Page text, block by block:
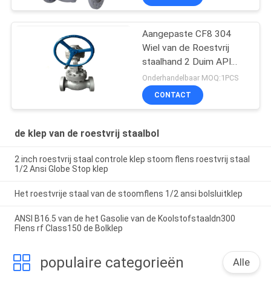
Aangepaste CF8 304
Wiel van de Roestvrij
staalhand 2 Duim API
Globe Valve
Onderhandelbaar MOQ:1PCS
CONTACT
de klep van de roestvrij staalbol
2 inch roestvrij staal controle klep stoom flens roestvrij staal
1/2 Ansi Globe Stop klep
Het roestvrije staal van de stoomflens 1/2 ansi bolsluitklep
ANSI B16.5 van de het Gasolie van de Koolstofstaaldn300
Flens rf Class150 de Bolklep
populaire categorieën Alle